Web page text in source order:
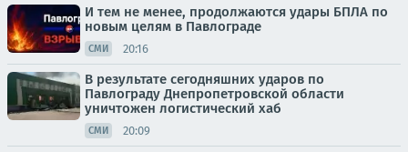
И тем не менее, продолжаются удары БПЛА по
новым целям в Павлограде
СМИ 20:16
В результате сегодняшних ударов по
Павлограду Днепропетровской области
уничтожен логистический хаб
СМИ 20:09